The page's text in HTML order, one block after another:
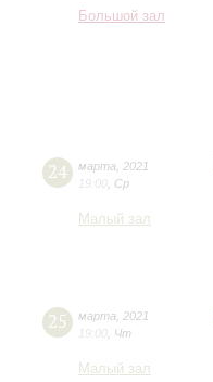
Большой зал
24 марта
2021
19:00 Ср
Малый зал
25 марта
2021
19:00 Чт
Малый зал